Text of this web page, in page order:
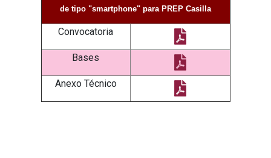
de tipo "smartphone" para PREP Casilla
Convocatoria
Bases
Anexo Técnico